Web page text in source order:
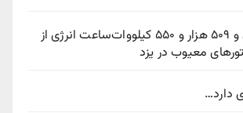
احصا دو میلیون و ۵۰۹ هزار و ۵۵۰ کیلووات‌ساعت انرژی از
معیوب در یزد
دارد…